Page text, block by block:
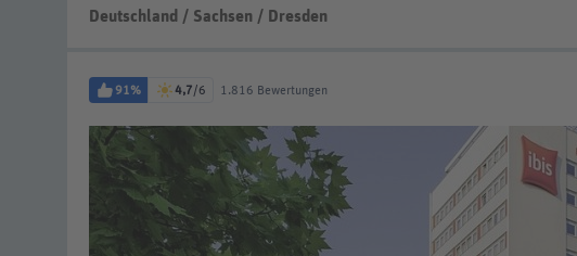
Deutschland / Sachsen / Dresden
91% 4,7/6 1.816 Bewertungen